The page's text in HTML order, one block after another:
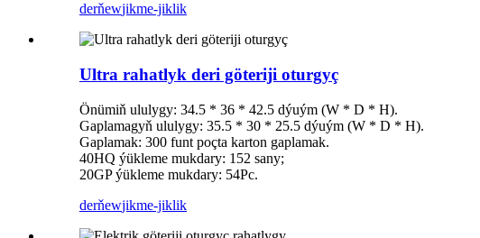
derňewjikme-jiklik
Ultra rahatlyk deri göteriji oturgyç
Önümiň ululygy: 34.5 * 36 * 42.5 dýuým (W * D * H).
Gaplamagyň ululygy: 35.5 * 30 * 25.5 dýuým (W * D * H).
Gaplamak: 300 funt poçta karton gaplamak.
40HQ ýükleme mukdary: 152 sany;
20GP ýükleme mukdary: 54Pc.
derňewjikme-jiklik